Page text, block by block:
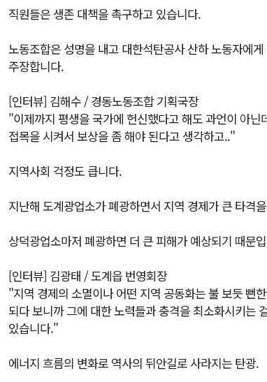
직원들은 생존 대책을 촉구하고 있습니다.
노동조합은 성명을 내고 대한석탄공사 산하 노동자에
주장합니다.
[인터뷰] 김해수 / 경동노동조합 기획국장
"이제까지 평생을 국가에 헌신했다고 해도 과언이 아
접목을 시켜서 보상을 좀 해야 된다고 생각하고.."
지역사회 걱정도 큽니다.
지난해 도계광업소가 폐광하면서 지역 경제가 큰 타격
상덕광업소마저 폐광하면 더 큰 피해가 예상되기 때문
[인터뷰] 김광태 / 도계읍 번영회장
"지역 경제의 소멸이나 어떤 지역 공동화는 불 보듯 뻔
되다 보니까 그에 대한 노력들과 충격을 최소화시키는
있습니다."
에너지 흐름의 변화로 역사의 뒤안길로 사라지는 탄광.